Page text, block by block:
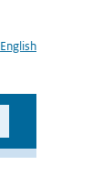
English